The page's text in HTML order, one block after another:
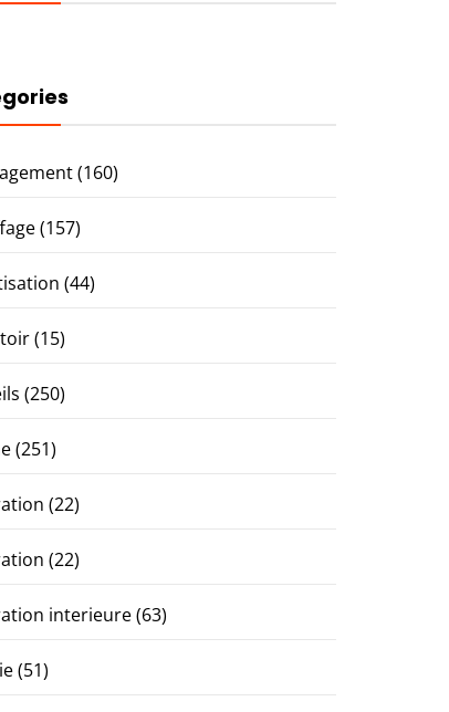
(160)
(157)
(44)
(15)
(250)
(251)
(22)
(22)
interieure(63)
(51)